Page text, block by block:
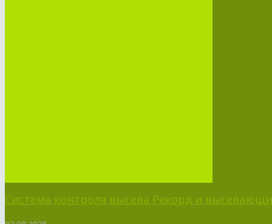
Система контроля высева Рекорд и